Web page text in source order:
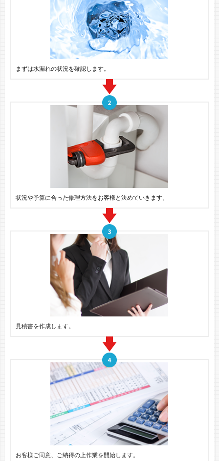
まずは水漏れの状況を確認します。
状況や予算に合った修理方法をお客様と決めていきます。
見積書を作成します。
お客様ご同意、ご納得の上作業を開始します。